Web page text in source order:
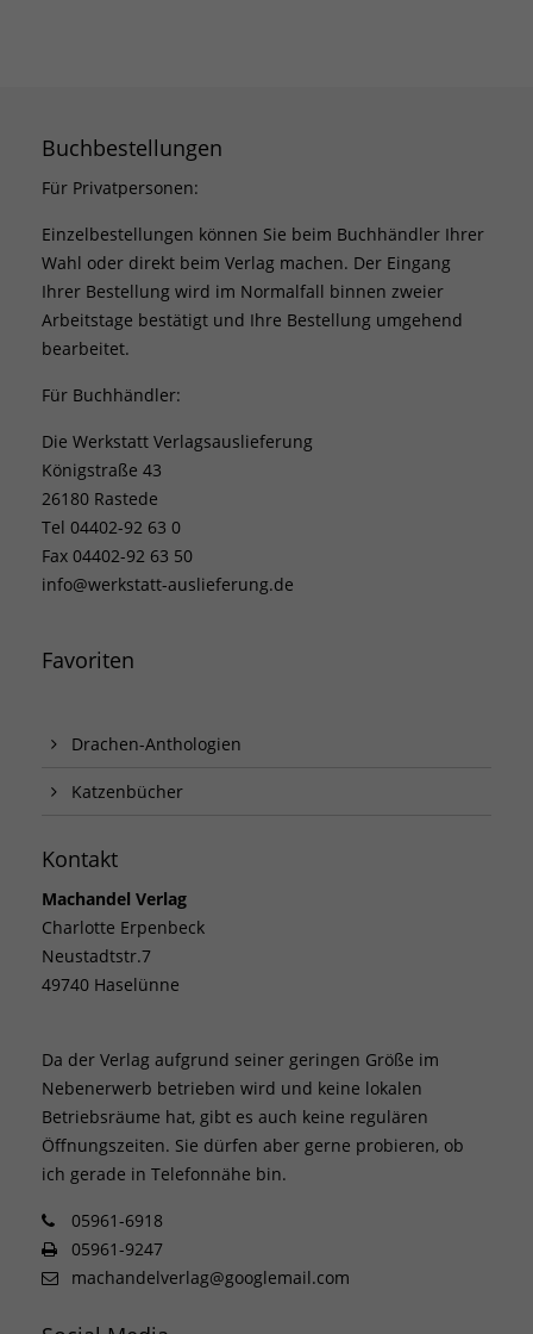
Buchbestellungen
Für Privatpersonen:
Einzelbestellungen können Sie beim Buchhändler Ihrer
Wahl oder direkt beim Verlag machen. Der Eingang
Ihrer Bestellung wird im Normalfall binnen zweier
Arbeitstage bestätigt und Ihre Bestellung umgehend
bearbeitet.
Für Buchhändler:
Die Werkstatt Verlagsauslieferung
Königstraße 43
26180 Rastede
Tel 04402-92 63 0
Fax 04402-92 63 50
info@werkstatt-auslieferung.de
Favoriten
Drachen-Anthologien
Katzenbücher
Kontakt
Machandel Verlag
Charlotte Erpenbeck
Neustadtstr.7
49740 Haselünne
Da der Verlag aufgrund seiner geringen Größe im
Nebenerwerb betrieben wird und keine lokalen
Betriebsräume hat, gibt es auch keine regulären
Öffnungszeiten. Sie dürfen aber gerne probieren, ob
ich gerade in Telefonnähe bin.
05961-6918
05961-9247
machandelverlag@googlemail.com